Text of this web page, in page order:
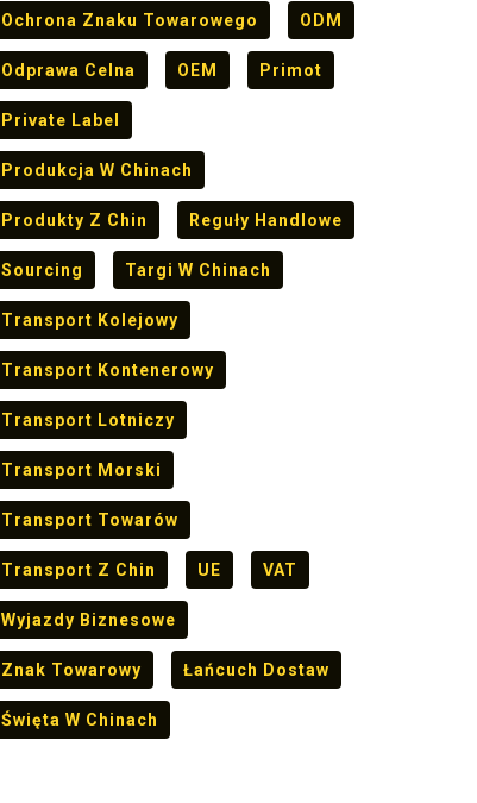
Ochrona Znaku Towarowego ODM
Odprawa Celna OEM Primot
Private Label
Produkcja W Chinach
Produkty Z Chin Reguły Handlowe
Sourcing Targi W Chinach
Transport Kolejowy
Transport Kontenerowy
Transport Lotniczy
Transport Morski
Transport Towarów
Transport Z Chin UE VAT
Wyjazdy Biznesowe
Znak Towarowy Łańcuch Dostaw
Święta W Chinach